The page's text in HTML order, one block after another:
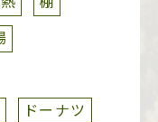
ドーナツ